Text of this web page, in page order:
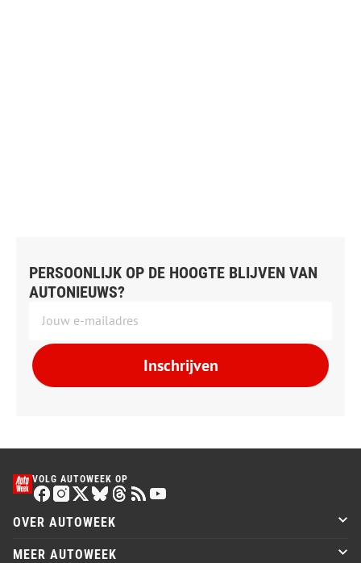
PERSOONLIJK OP DE HOOGTE BLIJVEN VAN
AUTONIEUWS?
Inschrijven
VOLG AUTOWEEK OP
OVER AUTOWEEK
MEER AUTOWEEK